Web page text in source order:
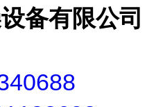
备有限公司